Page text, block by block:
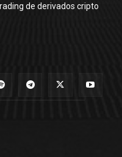
de derivados cripto